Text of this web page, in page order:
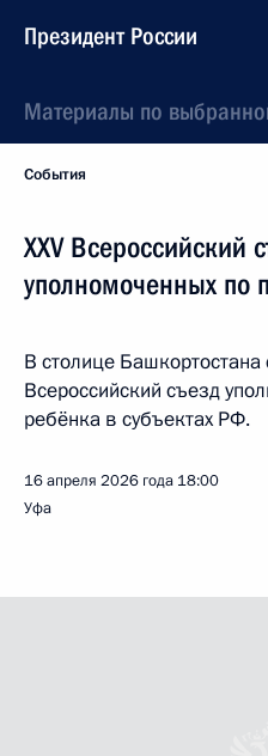
Президент России
Материалы по
События
XXV Всероссийский
уполномоченных по
В столице Башкортостана
Всероссийский съезд
ребёнка в субъектах РФ.
16 апреля 2026 года 18:00
Уфа